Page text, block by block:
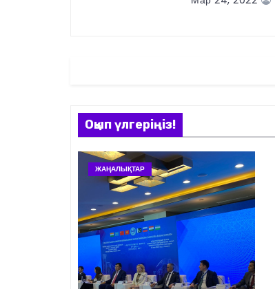
п
и
с
я
м
Оқып үлгеріңіз!
ЖАҢАЛЫҚТАР